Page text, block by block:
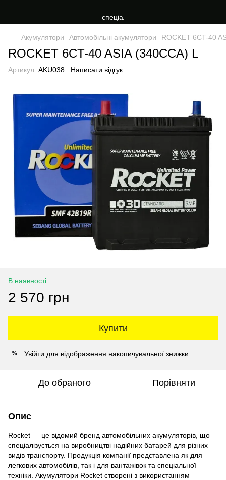
Акумулятори Автомобільні акумулятори ROCKET 6CT-40
ROCKET 6CT-40 ASIA (340CCA) L
Артикул: AKU038 Написати відгук
В наявності
2 570 грн
Купити
% Увійти для відображення накопичувальної знижки
До обраного Порівняти
Опис
Rocket — це відомий бренд автомобільних акумуляторів, що
спеціалізується на виробництві надійних батарей для різних
видів транспорту. Продукція компанії представлена як для
легкових автомобілів, так і для вантажівок та спеціальної
техніки. Акумулятори Rocket створені з використанням